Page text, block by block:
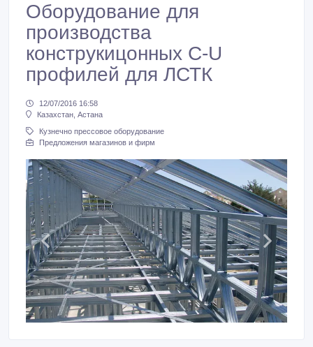
Оборудование для
производства
конструкицонных С-U
профилей для ЛСТК
12/07/2016 16:58
Казахстан, Астана
Кузнечно прессовое оборудование
Предложения магазинов и фирм